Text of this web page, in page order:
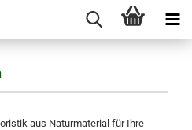
aus Naturmaterial für Ihre